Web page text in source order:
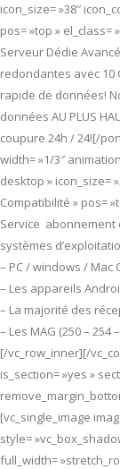
icon_size= »38″
pos= »top » el_class=
Serveur Dédie
redondantes avec
rapide de données!
données AU PLUS
coupure 24h / 24![/
width= »1/3″
desktop » icon_size=
Compatibilité » pos=
Service abonnement
systèmes
– PC / windows / Mac
– Les appareils
– La majorité des
– Les MAG (250 –
[/vc_row_inner][/
is_section= »yes »
[vc_single_image
style=
full_width=